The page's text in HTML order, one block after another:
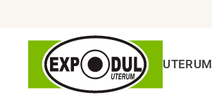
UTERUM